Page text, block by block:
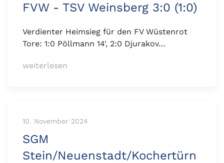
FVW - TSV Weinsberg 3:0 (1:0)
Verdienter Heimsieg für den FV Wüstenrot
Tore: 1:0 Pöllmann 14', 2:0 Djurakov…
weiterlesen
10. November 2024
SGM
Stein/Neuenstadt/Kochertürn